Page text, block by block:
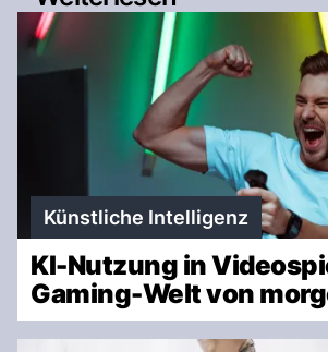
Künstliche Intelligenz
KI-Nutzung in
Gaming-Welt von